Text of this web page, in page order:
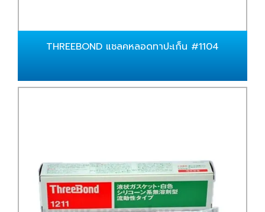
THREEBOND แชลคหลอดทาปะเก็น #1104